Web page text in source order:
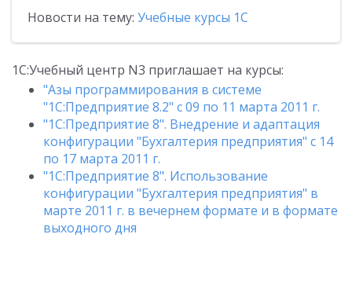
Новости на тему: Учебные курсы 1С
1С:Учебный центр N3 приглашает на курсы:
"Азы программирования в системе
"1С:Предприятие 8.2" с 09 по 11 марта 2011 г.
"1C:Предприятие 8". Внедрение и адаптация
конфигурации "Бухгалтерия предприятия" с 14
по 17 марта 2011 г.
"1С:Предприятие 8". Использование
конфигурации "Бухгалтерия предприятия" в
марте 2011 г. в вечернем формате и в формате
выходного дня